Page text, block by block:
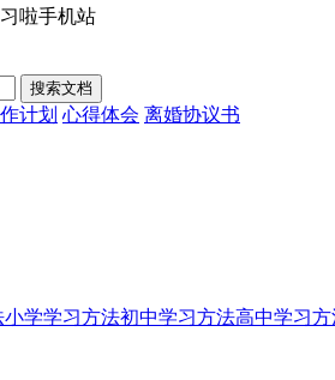
啦手机站
计划 心得体会 离婚协议书
小学学习方法初中学习方法高中学习方